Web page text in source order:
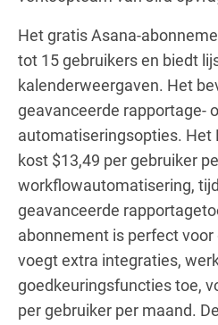
Het gratis Asana-
tot 15 gebruikers en biedt
kalenderweergaven. Het
geavanceerde rapportage-
automatiseringsopties. Het
kost $13,49 per gebruiker
workflowautomatisering,
geavanceerde
abonnement is perfect
voegt extra integraties,
goedkeuringsfuncties toe,
per gebruiker per maand.